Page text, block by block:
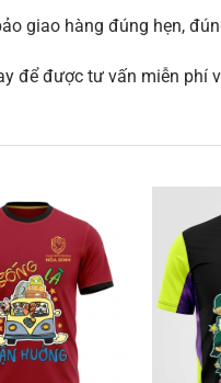
giao hàng đúng hẹn,
để được tư vấn miễn phí